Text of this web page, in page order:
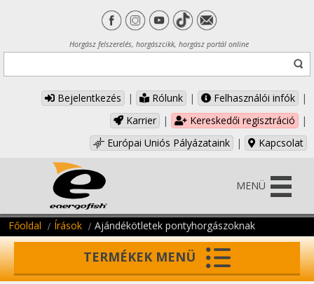
Horgász felszerelés, horgászcikk, horgász portál online
Bejelentkezés | Rólunk | Felhasználói infók
|
Karrier
| Kereskedői regisztráció
|
Európai Uniós Pályázataink
| Kapcsolat
MENÜ
Főoldal Írások Ajándékötletek pontyhorgászoknak
TERMÉKEK MENÜ